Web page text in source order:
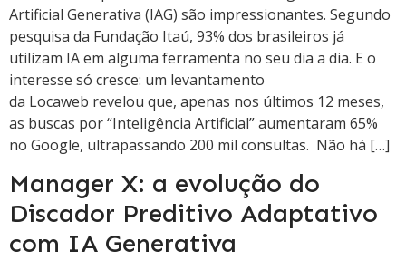
Artificial Generativa (IAG) são impressionantes. Segundo
pesquisa da Fundação Itaú, 93% dos brasileiros já
utilizam IA em alguma ferramenta no seu dia a dia. E o
interesse só cresce: um levantamento
da Locaweb revelou que, apenas nos últimos 12 meses,
as buscas por “Inteligência Artificial” aumentaram 65%
no Google, ultrapassando 200 mil consultas. Não há […]
Manager X: a evolução do
Discador Preditivo Adaptativo
com IA Generativa